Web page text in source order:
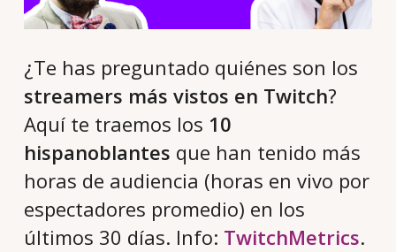
¿Te has preguntado quiénes son los
streamers más vistos en Twitch?
Aquí te traemos los 10
hispanoblantes que han tenido más
horas de audiencia (horas en vivo por
espectadores promedio) en los
últimos 30 días. Info: TwitchMetrics.